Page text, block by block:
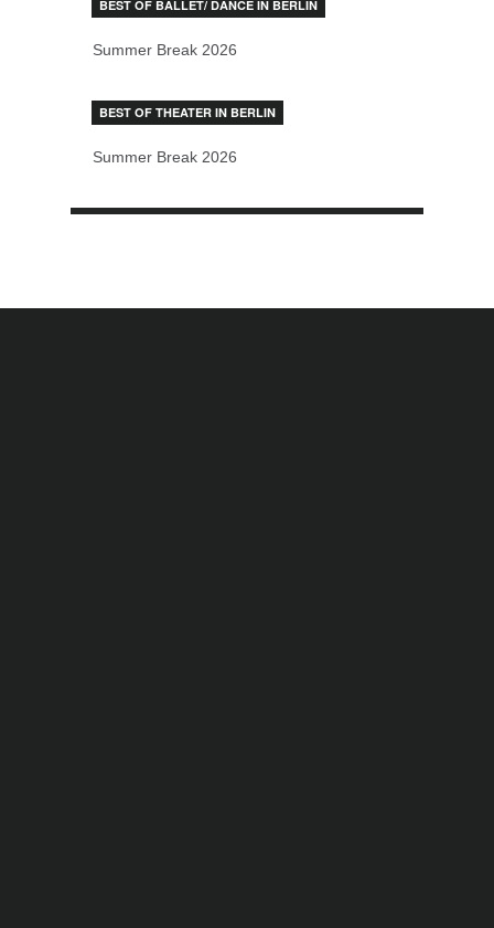
BEST OF BALLET/ DANCE IN BERLIN
Summer Break 2026
BEST OF THEATER IN BERLIN
Summer Break 2026